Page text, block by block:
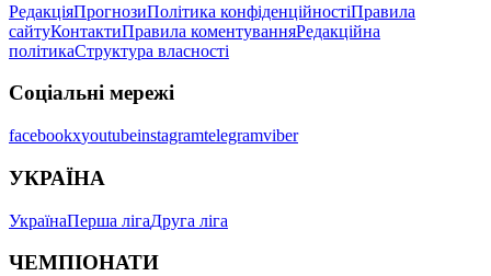
РедакціяПрогнозиПолітика конфіденційностіПравила
сайтуКонтактиПравила коментуванняРедакційна
політикаСтруктура власності
Соціальні мережі
facebookxyoutubeinstagramtelegramviber
УКРАЇНА
УкраїнаПерша лігаДруга ліга
ЧЕМПІОНАТИ